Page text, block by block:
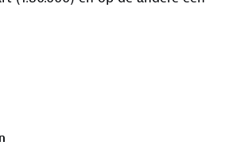
iedere kaart vind je
twee kant‑en‑klare fietsroutes
je de knooppuntkaartjes
in je ANWB